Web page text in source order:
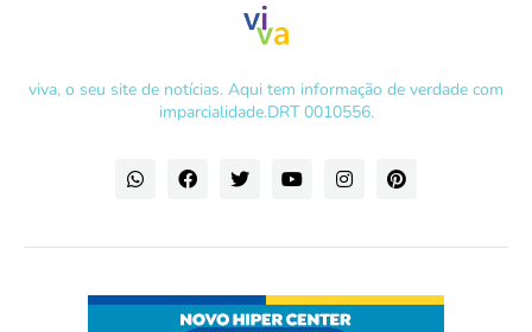
viva, o seu site de notícias. Aqui tem informação de verdade com
imparcialidade.DRT 0010556.